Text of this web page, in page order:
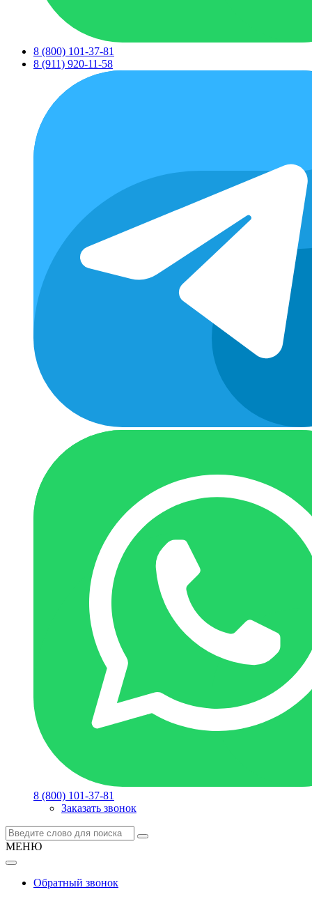
8 (800) 101-37-81
8 (911) 920-11-58
8 (800) 101-37-81
Заказать звонок
МЕНЮ
Обратный звонок